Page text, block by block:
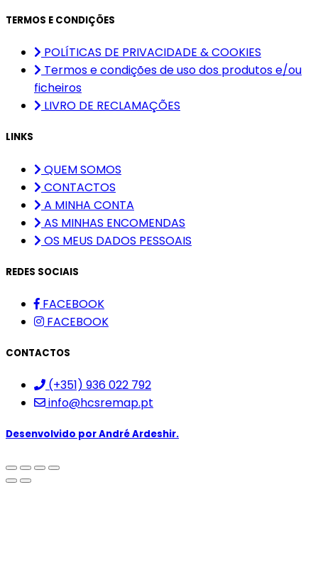
TERMOS E CONDIÇÕES
POLÍTICAS DE PRIVACIDADE & COOKIES
Termos e condições de uso dos produtos e/ou
ficheiros
LIVRO DE RECLAMAÇÕES
LINKS
QUEM SOMOS
CONTACTOS
A MINHA CONTA
AS MINHAS ENCOMENDAS
OS MEUS DADOS PESSOAIS
REDES SOCIAIS
FACEBOOK
FACEBOOK
CONTACTOS
(+351) 936 022 792
info@hcsremap.pt
Desenvolvido porAndré Ardeshir.